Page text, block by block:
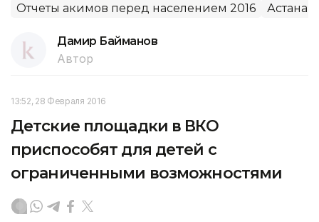
Отчеты акимов перед населением 2016 Астана
Дамир Байманов
Автор
13:52, 28 Февраля 2016
Детские площадки в ВКО
приспособят для детей с
ограниченными возможностями